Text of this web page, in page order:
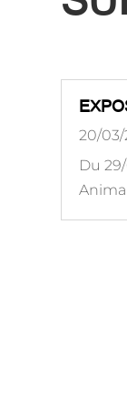
20/03/
Du